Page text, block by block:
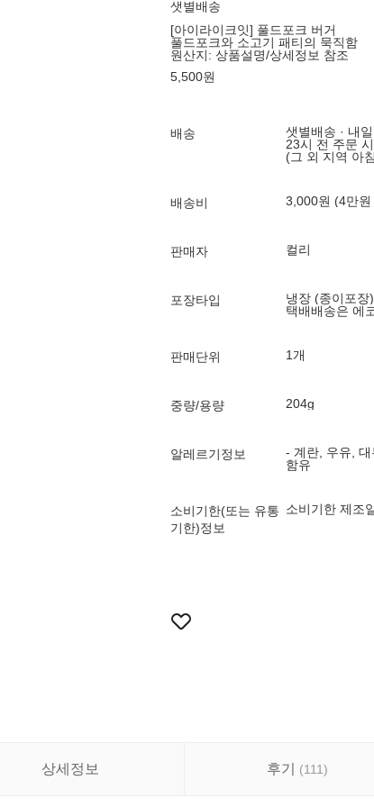
샛별배송
[아이라이크잇] 풀드포크 버거
풀드포크와 소고기 패티의 묵직함
원산지: 상품설명/상세정보 참조
5,500원
배송
샛별배송 · 내
23시 전 주문
(그 외 지역 아
배송비 3,000원 (4만원
판매자 컬리
포장타입
냉장 (종이포장)
택배배송은 에
판매단위 1개
중량/용량 204g
알레르기정보
- 계란, 우유,
함유
소비기한(또는 유통
기한)정보
소비기한 제조
상세정보 후기 (111)